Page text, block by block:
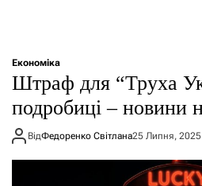
Економіка
Штраф для “Труха
подробиці – новини
ВідФедоренко Світлана25 Липня, 2025